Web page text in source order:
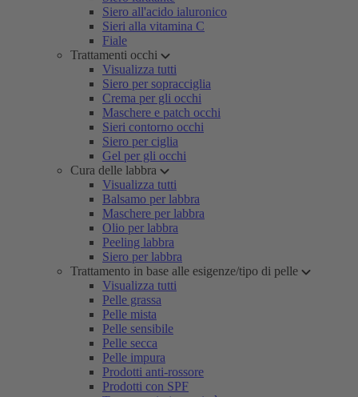
Siero all'acido ialuronico
Sieri alla vitamina C
Fiale
Trattamenti occhi
Visualizza tutti
Siero per sopracciglia
Crema per gli occhi
Maschere e patch occhi
Sieri contorno occhi
Siero per ciglia
Gel per gli occhi
Cura delle labbra
Visualizza tutti
Balsamo per labbra
Maschere per labbra
Olio per labbra
Peeling labbra
Siero per labbra
Trattamento in base alle esigenze/tipo di pelle
Visualizza tutti
Pelle grassa
Pelle mista
Pelle sensibile
Pelle secca
Pelle impura
Prodotti anti-rossore
Prodotti con SPF